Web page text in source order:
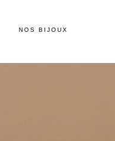
NOS BIJOUX